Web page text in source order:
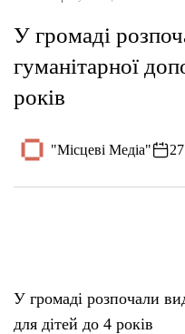
У громаді
гуманітарної
років
"Місцеві Медіа"
У громаді розпочали
для дітей до 4 років